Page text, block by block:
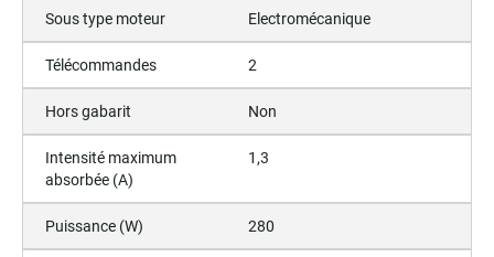
Sous type moteur Electromécanique
Télécommandes 2
Hors gabarit Non
Intensité maximum
absorbée (A)
1,3
Puissance (W) 280